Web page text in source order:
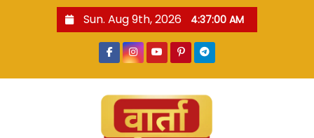
Sun. Aug 9th, 2026 4:37:01 AM